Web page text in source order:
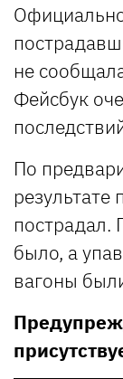
не
Фейсбук
По
результате
пострадал.
было, а
вагоны